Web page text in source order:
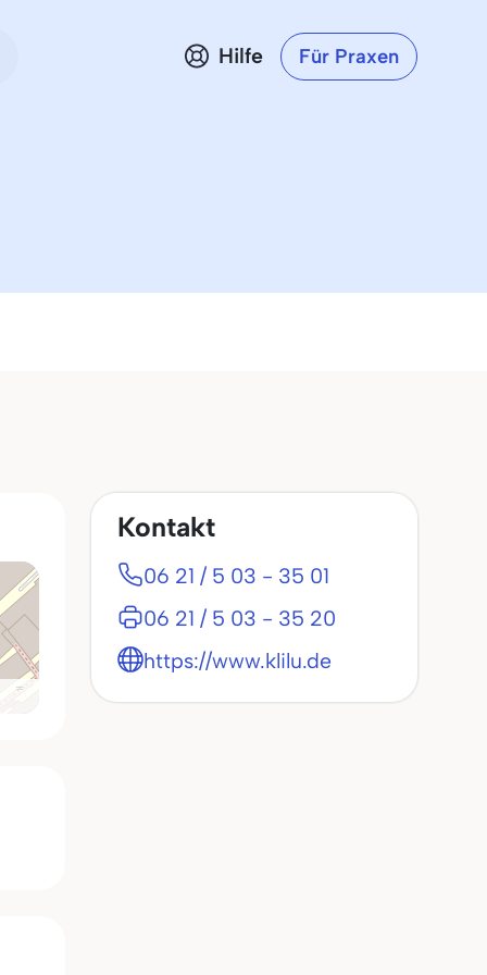
Hilfe Für Praxen
Kontakt
06 21 / 5 03 - 35 01
06 21 / 5 03 - 35 20
https://www.klilu.de